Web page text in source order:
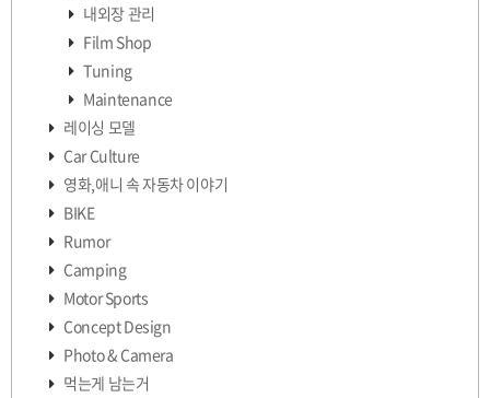
내외장 관리
Film Shop
Tuning
Maintenance
레이싱 모델
Car Culture
영화,애니 속 자동차 이야기
BIKE
Rumor
Camping
Motor Sports
Concept Design
Photo & Camera
먹는게 남는거